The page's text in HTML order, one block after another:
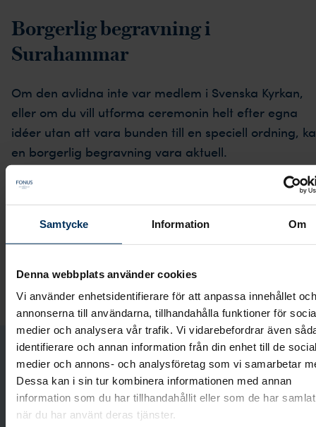
Samtycke Information Om
Denna webbplats använder cookies
Vi använder enhetsidentifierare för att anpassa innehållet och
annonserna till användarna, tillhandahålla funktioner för
medier och analysera vår trafik. Vi vidarebefordrar även
identifierare och annan information från din enhet till de
medier och annons- och analysföretag som vi samarbetar
Dessa kan i sin tur kombinera informationen med annan
information som du har tillhandahållit eller som de har
när du har använt deras tjänster.
Borgerlig begravning i
Surahammar
Om den avlidna inte var medlem i Svenska Kyrkan,
eller om du vill utforma ceremonin helt efter egna
idéer utan att vara bunden till en speciell ordning,
en borgerlig begravning vara aktuell.
Vid en borgerlig begravning finns det många sätt att
låta avskedet spegla den avlidna. Egentligen finns
inga regler eller begränsningar, och alla som vill kan
begravas borgerligt även om man tillhör Svenska
lång erfarenhet och kan ge dig råd och hjälp för att
skapa en personlig borgerlig begravning.
Påbörja planeringen hemifrån
Inför vårt möte kan det vara en bra idé att